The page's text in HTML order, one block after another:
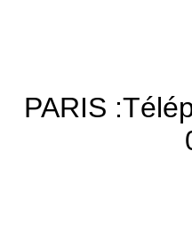
PARIS